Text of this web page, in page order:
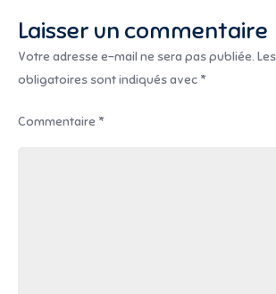
Laisser un commentaire
Votre adresse e-mail ne sera pas publiée.
obligatoires sont indiqués avec *
Commentaire *